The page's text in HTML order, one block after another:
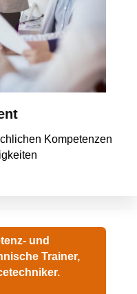
Kompetenzen
und
Trainer,